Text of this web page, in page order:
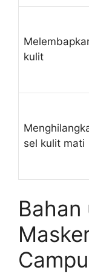
kulit
sel kulit mati